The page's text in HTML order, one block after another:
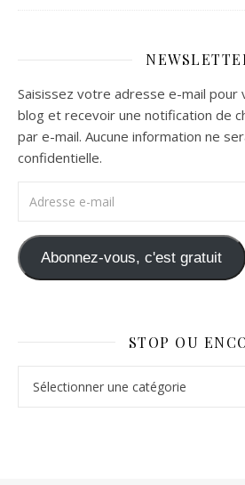
Saisissez votre adresse e-mail pour
blog et recevoir une notification de
par e-mail. Aucune information ne
confidentielle.
Abonnez-vous, c'est gratuit
STOP OU